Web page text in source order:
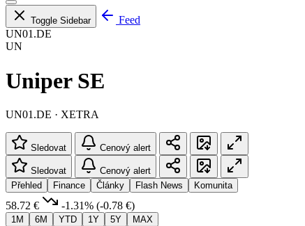
Toggle Sidebar
Feed
UN01.DE
UN
Uniper SE
UN01.DE · XETRA
Sledovat Cenový alert
Sledovat
Cenový alert
Přehled
Finance Články Flash News Komunita
58.72 € -1.31% (-0.78 €)
1M 6M YTD 1Y 5Y MAX